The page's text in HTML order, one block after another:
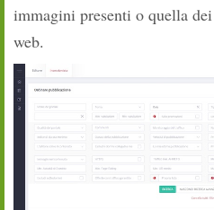
immagini presenti o quella
web.